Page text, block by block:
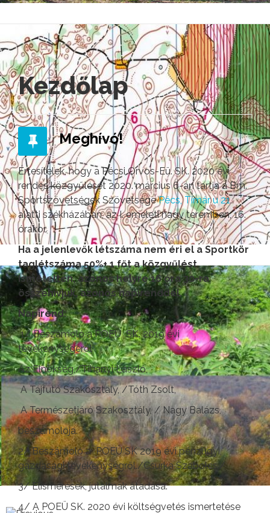
Kezdőlap
Meghívó!
Értesítelek, hogy a Pécsi Orvos-Eü. SK. 2020 évi
rendes közgyűlését 2020. március 6-án tartja a Bm.
Sportszövetségek SzövetségePécs, Tímár u 21.
alatti székházában, az I. emeleti nagy teremben, 16.
órakor.
Ha a jelenlevők létszáma nem éri el a Sportkör
taglétszáma 50%+ 1 főt a közgyűlést
ismételten, azonos helyre 16 óra 30-ra
összehívjuk, azonos napirenddel.
Napirend:
1/ Beszámoló a POEÜ SK. 2019 évi
tevékenységéről
Az Elnökség,/Tihanyi László,
A Tájfutó Szakosztály, /Tóth Zsolt,
A Természetjáró Szakosztály, / Nagy Balázs,
beszámolója.
2/ Beszámoló a POEÜ SK 2019 évi pénzügyi,
gazdasági tevékenységről./Csurka Szabolcs,/
3/ Elismerések, jutalmak átadása.
4/ A POEÜ SK. 2020 évi költségvetés ismertetése